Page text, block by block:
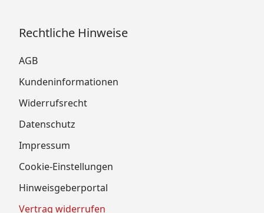
Rechtliche Hinweise
AGB
Kundeninformationen
Widerrufsrecht
Datenschutz
Impressum
Cookie-Einstellungen
Hinweisgeberportal
Vertrag widerrufen